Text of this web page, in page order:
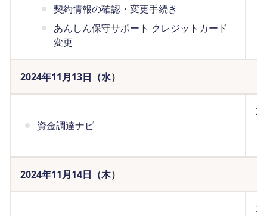
契約情報の確認・変更手続き
あんしん保守サポート クレジットカード
変更
2024年11月13日（水）
資金調達ナビ
2024年11月14日（木）